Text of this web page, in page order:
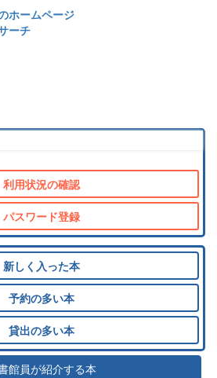
ホームページ
ーチ
利用状況の確認
パスワード登録
新しく入った本
予約の多い本
貸出の多い本
館員が紹介する本